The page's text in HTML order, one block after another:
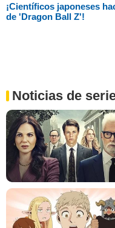
¡Científicos japoneses
de 'Dragon Ball Z'!
Noticias de